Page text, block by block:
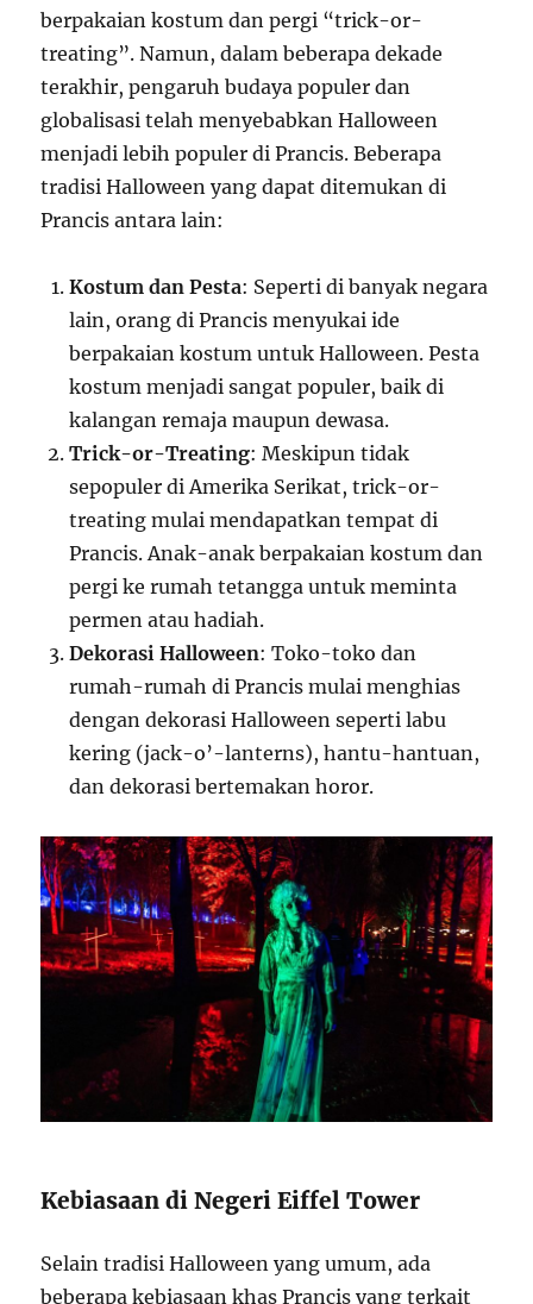
berpakaian kostum dan pergi “trick-or-
treating”. Namun, dalam beberapa dekade
terakhir, pengaruh budaya populer dan
globalisasi telah menyebabkan Halloween
menjadi lebih populer di Prancis. Beberapa
tradisi Halloween yang dapat ditemukan di
Prancis antara lain:
Kostum dan Pesta: Seperti di banyak negara
lain, orang di Prancis menyukai ide
berpakaian kostum untuk Halloween. Pesta
kostum menjadi sangat populer, baik di
kalangan remaja maupun dewasa.
Trick-or-Treating: Meskipun tidak
sepopuler di Amerika Serikat, trick-or-
treating mulai mendapatkan tempat di
Prancis. Anak-anak berpakaian kostum dan
pergi ke rumah tetangga untuk meminta
permen atau hadiah.
Dekorasi Halloween: Toko-toko dan
rumah-rumah di Prancis mulai menghias
dengan dekorasi Halloween seperti labu
kering (jack-o’-lanterns), hantu-hantuan,
dan dekorasi bertemakan horor.
Kebiasaan di Negeri Eiffel Tower
Selain tradisi Halloween yang umum, ada
beberapa kebiasaan khas Prancis yang terkait